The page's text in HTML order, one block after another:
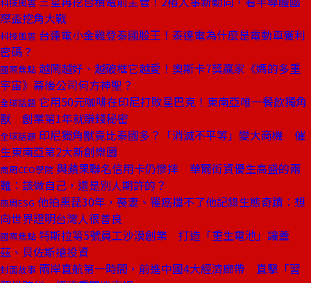
際盃挖角大戰
科技風雲 台達電小金雞登泰國股王！泰達電為什麼是電動車獲利
密碼？
國際焦點 越鬧越好、越破框它越愛！奧斯卡7獎贏家《媽的多重
宇宙》幕後公司何方神聖？
全球話題 它用50元咖啡在印尼打敗星巴克！東南亞唯一餐飲獨角
獸 創業第1年就賺錢秘密
全球話題 印尼獨角獸竟比泰國多？「消滅不平等」變大商機 催
生東南亞第2大新創樂園
商周CEO學院 與蘋果聯名信用卡仍慘摔 華爾街資優生高盛的兩
難：該做自己，還是別人期許的？
商周ESG 他拍黑琵30年，喪妻、罹癌擋不了他記錄生態奇蹟：想
向世界證明台灣人很善良
國際焦點 特斯拉第5號員工沙漠創業 打造「重生電池」讓蓋
茲、貝佐斯搶投資
封面故事 兩岸直航第一時間，前進中國4大經濟廊帶 直擊「習